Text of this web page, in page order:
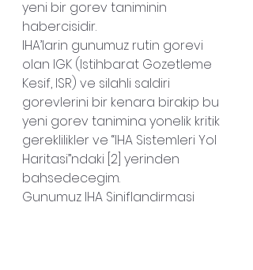
yeni bir gorev taniminin
habercisidir.
IHA’larin gunumuz rutin gorevi
olan IGK (Istihbarat Gozetleme
Kesif, ISR) ve silahli saldiri
gorevlerini bir kenara birakip bu
yeni gorev tanimina yonelik kritik
gereklilikler ve “IHA Sistemleri Yol
Haritasi”ndaki [2] yerinden
bahsedecegim.
Gunumuz IHA Siniflandirmasi